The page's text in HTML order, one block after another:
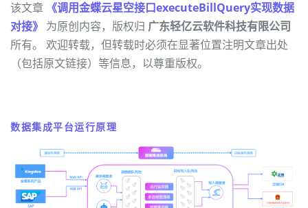
该文章 《调用金蝶云星空接口executeBillQuery实现数据
对接》 为原创内容，版权归 广东轻亿云软件科技有限公司
所有。 欢迎转载，但转载时必须在显著位置注明文章出处
（包括原文链接）等信息，以尊重版权。
数据集成平台运行原理